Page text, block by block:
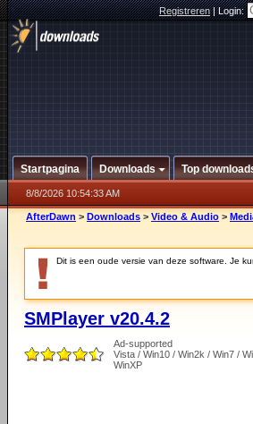
Registreren|Login:
Startpagina Downloads Top
8/8/2026 10:54:33 AM
AfterDawn > Downloads > Video & Audio >
Dit is een oude versie van deze software. Je
SMPlayer v20.4.2
Ad-supported
Vista / Win10 / Win2k / Win7 /
WinXP